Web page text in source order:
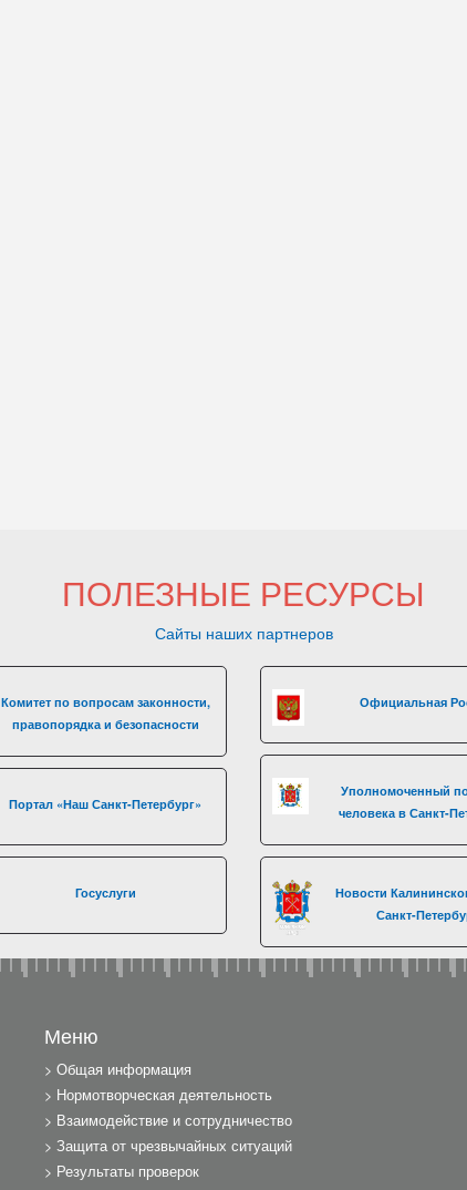
ПОЛЕЗНЫЕ РЕСУРСЫ
Сайты наших партнеров
Комитет по вопросам законности,
правопорядка и безопасности
Портал «Наш Санкт-Петербург»
Госуслуги
Официальная
Уполномоченный
человека в Санкт-
Новости
Санкт-
Меню
Общая информация
Нормотворческая деятельность
Взаимодействие и сотрудничество
Защита от чрезвычайных ситуаций
Результаты проверок